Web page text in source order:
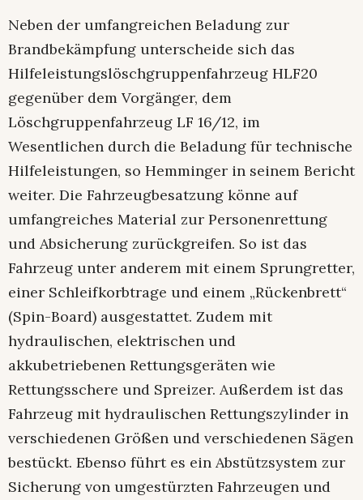
Neben der umfangreichen Beladung zur
Brandbekämpfung unterscheide sich das
Hilfeleistungslöschgruppenfahrzeug HLF20
gegenüber dem Vorgänger, dem
Löschgruppenfahrzeug LF 16/12, im
Wesentlichen durch die Beladung für technische
Hilfeleistungen, so Hemminger in seinem Bericht
weiter. Die Fahrzeugbesatzung könne auf
umfangreiches Material zur Personenrettung
und Absicherung zurückgreifen. So ist das
Fahrzeug unter anderem mit einem Sprungretter,
einer Schleifkorbtrage und einem „Rückenbrett“
(Spin-Board) ausgestattet. Zudem mit
hydraulischen, elektrischen und
akkubetriebenen Rettungsgeräten wie
Rettungsschere und Spreizer. Außerdem ist das
Fahrzeug mit hydraulischen Rettungszylinder in
verschiedenen Größen und verschiedenen Sägen
bestückt. Ebenso führt es ein Abstützsystem zur
Sicherung von umgestürzten Fahrzeugen und